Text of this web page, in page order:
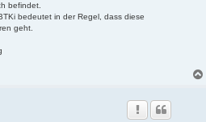
befindet.
bedeutet in der Regel, dass diese
geht.